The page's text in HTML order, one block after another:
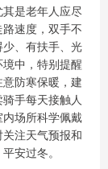
是老年人应尽
速度，双手不
、有扶手、光
中，特别提醒
防寒保暖，建
手每天接触人
场所科学佩戴
注天气预报和
安过冬。